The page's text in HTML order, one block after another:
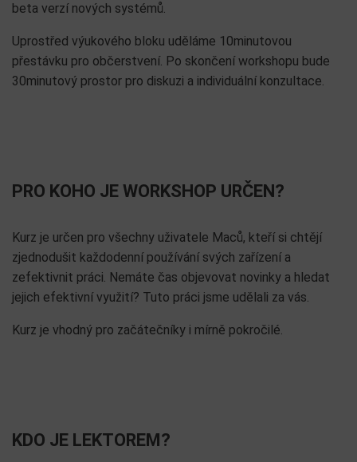
beta verzí nových systémů.
Uprostřed výukového bloku uděláme 10minutovou
přestávku pro občerstvení. Po skončení workshopu bude
30minutový prostor pro diskuzi a individuální konzultace.
PRO KOHO JE WORKSHOP URČEN?
Kurz je určen pro všechny uživatele Maců, kteří si chtějí
zjednodušit každodenní používání svých zařízení a
zefektivnit práci. Nemáte čas objevovat novinky a hledat
jejich efektivní využití? Tuto práci jsme udělali za vás.
Kurz je vhodný pro začátečníky i mírně pokročilé.
KDO JE LEKTOREM?